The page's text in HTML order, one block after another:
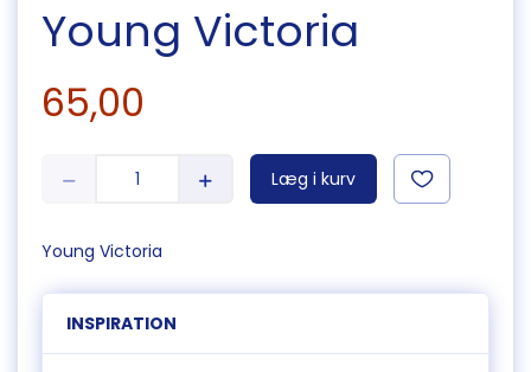
Young Victoria
65,00
Læg i kurv
Young Victoria
INSPIRATION